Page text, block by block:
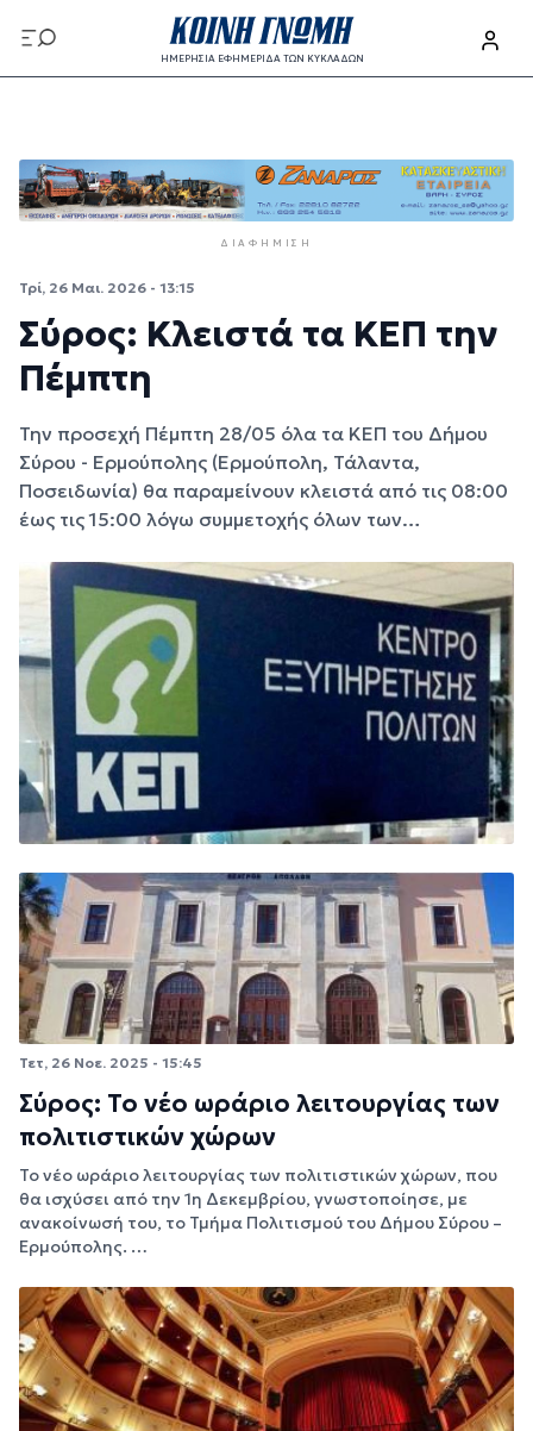
Παράκαμψη προς το κυρίως περιεχόμενο
ΗΜΕΡΗΣΙΑ ΕΦΗΜΕΡΙΔΑ ΤΩΝ ΚΥΚΛΑΔΩΝ
ΔΙΑΦΉΜΙΣΗ
Τρί, 26 Μαι. 2026 - 13:15
Σύρος: Κλειστά τα ΚΕΠ την
Πέμπτη
Την προσεχή Πέμπτη 28/05 όλα τα ΚΕΠ του Δήμου
Σύρου - Ερμούπολης (Ερμούπολη, Τάλαντα,
Ποσειδωνία) θα παραμείνουν κλειστά από τις 08:00
έως τις 15:00 λόγω συμμετοχής όλων των…
Τετ, 26 Νοε. 2025 - 15:45
Σύρος: Το νέο ωράριο λειτουργίας των
πολιτιστικών χώρων
Το νέο ωράριο λειτουργίας των πολιτιστικών χώρων, που
θα ισχύσει από την 1η Δεκεμβρίου, γνωστοποίησε, με
ανακοίνωσή του, το Τμήμα Πολιτισμού του Δήμου Σύρου –
Ερμούπολης. …